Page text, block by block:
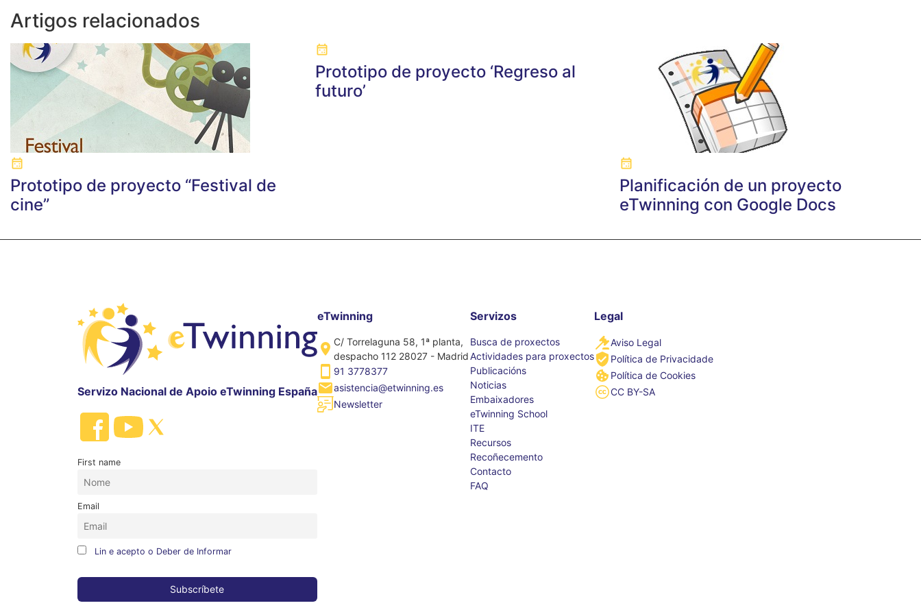
Artigos relacionados
Prototipo de proyecto “Festival de
cine”
Prototipo de proyecto ‘Regreso al
futuro’
Planificación de un proyecto
eTwinning con Google Docs
Servizo Nacional de Apoio eTwinning España
First name
Email
Lin e acepto o Deber de Informar
eTwinning
C/ Torrelaguna 58, 1ª planta,
despacho 112 28027 - Madrid
91 3778377
asistencia@etwinning.es
Newsletter
Servizos
Busca de proxectos
Actividades para proxectos
Publicacións
Noticias
Embaixadores
eTwinning School
ITE
Recursos
Recoñecemento
Contacto
FAQ
Legal
Aviso Legal
Política de Privacidade
Política de Cookies
CC BY-SA